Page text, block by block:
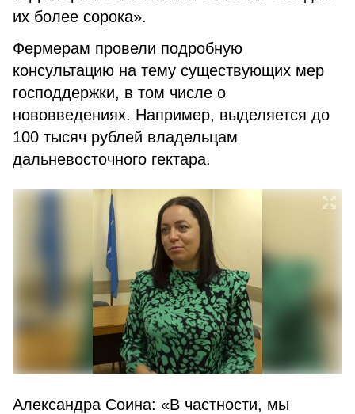
их более сорока».
Фермерам провели подробную
консультацию на тему существующих мер
господдержки, в том числе о
нововведениях. Например, выделяется до
100 тысяч рублей владельцам
дальневосточного гектара.
Александра Соина: «В частности, мы